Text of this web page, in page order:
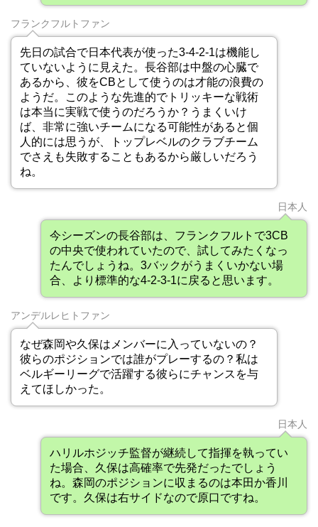
フランクフルトファン
先日の試合で日本代表が使った3-4-2-1は機能し
ていないように見えた。長谷部は中盤の心臓で
あるから、彼をCBとして使うのは才能の浪費の
ようだ。このような先進的でトリッキーな戦術
は本当に実戦で使うのだろうか？うまくいけ
ば、非常に強いチームになる可能性があると個
人的には思うが、トップレベルのクラブチーム
でさえも失敗することもあるから厳しいだろう
ね。
日本人
今シーズンの長谷部は、フランクフルトで3CB
の中央で使われていたので、試してみたくなっ
たんでしょうね。3バックがうまくいかない場
合、より標準的な4-2-3-1に戻ると思います。
アンデルレヒトファン
なぜ森岡や久保はメンバーに入っていないの？
彼らのポジションでは誰がプレーするの？私は
ベルギーリーグで活躍する彼らにチャンスを与
えてほしかった。
日本人
ハリルホジッチ監督が継続して指揮を執ってい
た場合、久保は高確率で先発だったでしょう
ね。森岡のポジションに収まるのは本田か香川
です。久保は右サイドなので原口ですね。